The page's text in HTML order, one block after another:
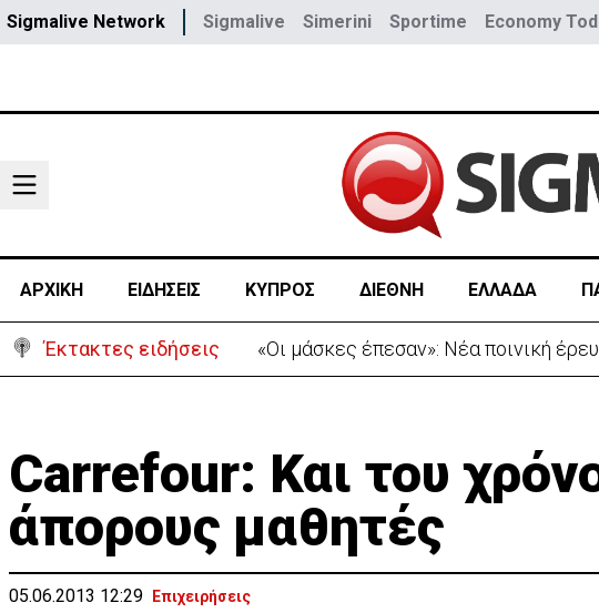
Sigmalive Network Sigmalive Simerini Sportime Economy
ΑΡΧΙΚΗ ΕΙΔΗΣΕΙΣ ΚΥΠΡΟΣ ΔΙΕΘΝΗ ΕΛΛΑΔΑ
Έκτακτες ειδήσεις «Οι μάσκες έπεσαν»: Νέα ποινική
Carrefour: Και του
άπορους μαθητές
05.06.2013 12:29 Επιχειρήσεις